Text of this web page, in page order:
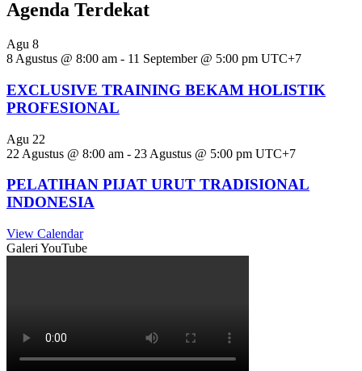
Agenda Terdekat
Agu 8
8 Agustus @ 8:00 am - 11 September @ 5:00 pm UTC+7
EXCLUSIVE TRAINING BEKAM HOLISTIK
PROFESIONAL
Agu 22
22 Agustus @ 8:00 am - 23 Agustus @ 5:00 pm UTC+7
PELATIHAN PIJAT URUT TRADISIONAL
INDONESIA
View Calendar
Galeri YouTube